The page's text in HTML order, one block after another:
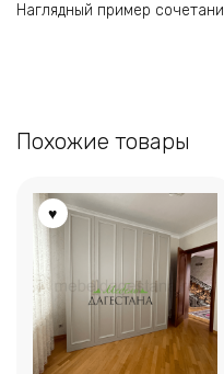
Наглядный пример
Похожие товары